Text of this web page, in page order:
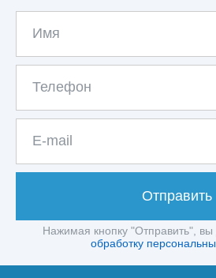
Отправить
Нажимая кнопку "Отправить", вы
обработку